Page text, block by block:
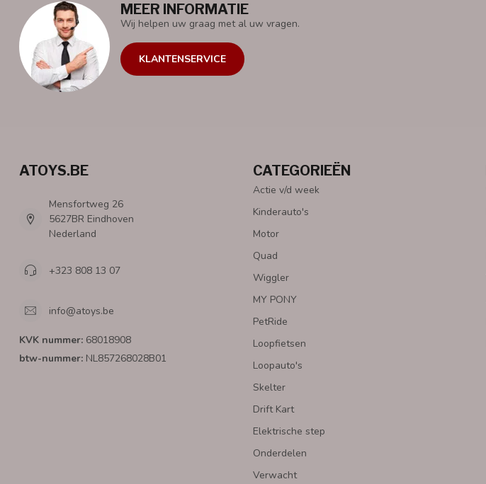
MEER INFORMATIE
Wij helpen uw graag met al uw vragen.
KLANTENSERVICE
ATOYS.BE
Mensfortweg 26
5627BR Eindhoven
Nederland
+323 808 13 07
info@atoys.be
KVK nummer: 68018908
btw-nummer: NL857268028B01
CATEGORIEËN
Actie v/d week
Kinderauto's
Motor
Quad
Wiggler
MY PONY
PetRide
Loopfietsen
Loopauto's
Skelter
Drift Kart
Elektrische step
Onderdelen
Verwacht